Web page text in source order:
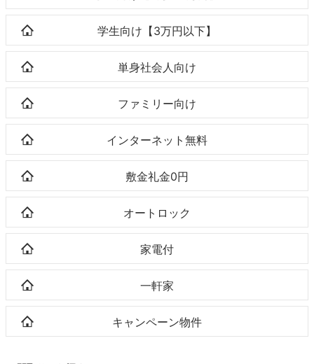
学生向け【3万円以下】
単身社会人向け
ファミリー向け
インターネット無料
敷金礼金0円
オートロック
家電付
一軒家
キャンペーン物件